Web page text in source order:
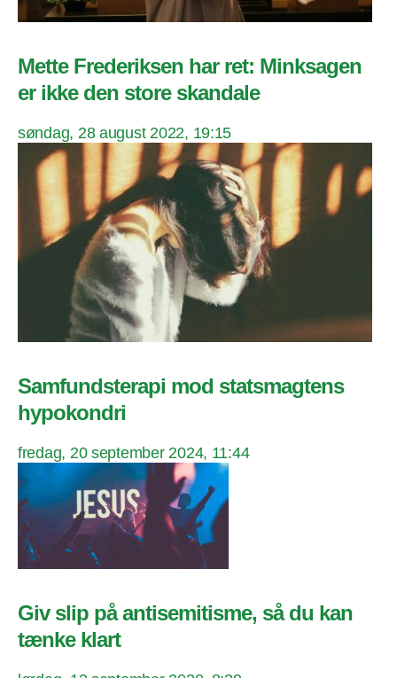
Mette Frederiksen har ret: Minksagen
er ikke den store skandale
søndag, 28 august 2022, 19:15
Samfundsterapi mod statsmagtens
hypokondri
fredag, 20 september 2024, 11:44
Giv slip på antisemitisme, så du kan
tænke klart